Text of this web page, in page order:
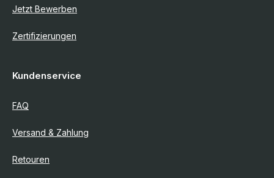
Jetzt Bewerben
Zertifizierungen
Kundenservice
FAQ
Versand & Zahlung
Retouren